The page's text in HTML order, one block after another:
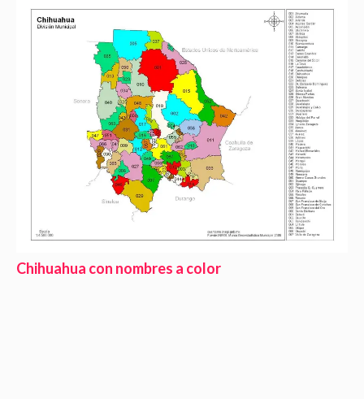
Chihuahua con nombres a color